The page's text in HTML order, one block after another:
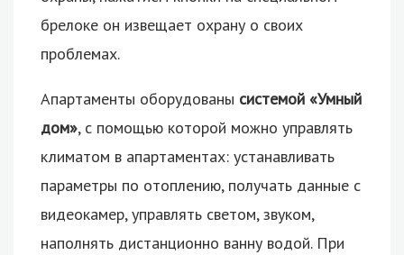
брелоке он извещает охрану о своих
проблемах.
Апартаменты оборудованы системой «Умный
дом», с помощью которой можно управлять
климатом в апартаментах: устанавливать
параметры по отоплению, получать данные с
видеокамер, управлять светом, звуком,
наполнять дистанционно ванну водой. При